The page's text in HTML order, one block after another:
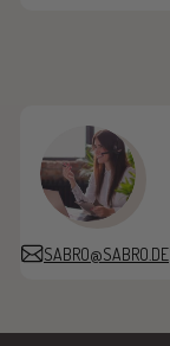
SABRO@SABRO.DE